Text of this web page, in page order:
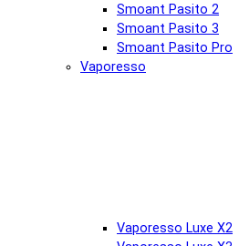
Smoant Pasito 2
Smoant Pasito 3
Smoant Pasito Pro
Vaporesso
Vaporesso Luxe X2